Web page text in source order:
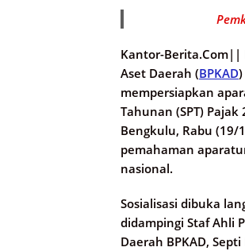
Kantor-Berita.Com||
Aset Daerah (BPKAD
mempersiapkan
Tahunan (SPT)
Bengkulu, Rabu
pemahaman
nasional.
Sosialisasi dibuka
didampingi Staf Ahli
Daerah BPKAD,